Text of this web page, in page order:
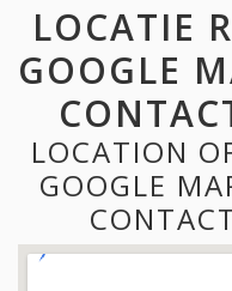
LOCATIE
GOOGLE
LOCATION
GOOGLE